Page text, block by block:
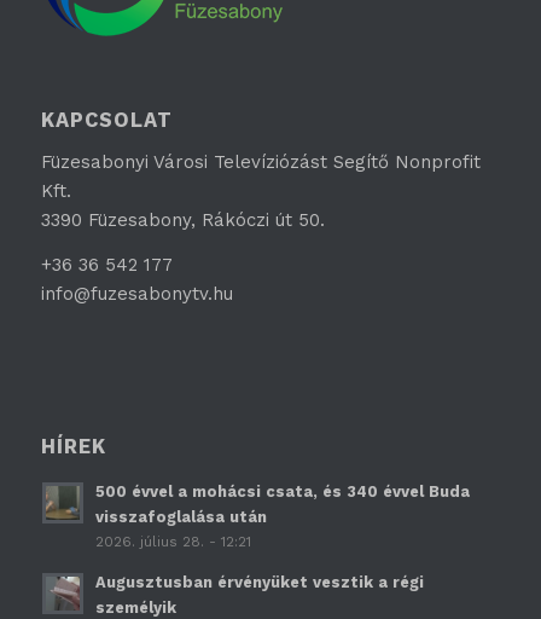
KAPCSOLAT
Füzesabonyi Városi Televíziózást Segítő Nonprofit
Kft.
3390 Füzesabony, Rákóczi út 50.
+36 36 542 177
info@fuzesabonytv.hu
HÍREK
500 évvel a mohácsi csata, és 340 évvel Buda
visszafoglalása után
2026. július 28. - 12:21
Augusztusban érvényüket vesztik a régi
személyik